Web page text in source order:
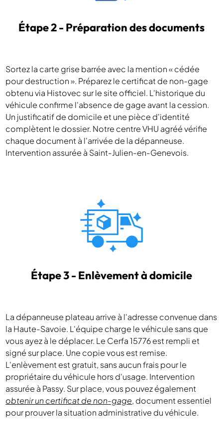
Étape 2 - Préparation des documents
Sortez la carte grise barrée avec la mention « cédée
pour destruction ». Préparez le certificat de non-gage
obtenu via Histovec sur le site officiel. L'historique du
véhicule confirme l'absence de gage avant la cession.
Un justificatif de domicile et une pièce d'identité
complètent le dossier. Notre centre VHU agréé vérifie
chaque document à l'arrivée de la dépanneuse.
Intervention assurée à Saint-Julien-en-Genevois.
Étape 3 - Enlèvement à domicile
La dépanneuse plateau arrive à l'adresse convenue dans
la Haute-Savoie. L'équipe charge le véhicule sans que
vous ayez à le déplacer. Le Cerfa 15776 est rempli et
signé sur place. Une copie vous est remise.
L'enlèvement est gratuit, sans aucun frais pour le
propriétaire du véhicule hors d'usage. Intervention
assurée à Passy. Sur place, vous pouvez également
obtenir un certificat de non-gage, document essentiel
pour prouver la situation administrative du véhicule.